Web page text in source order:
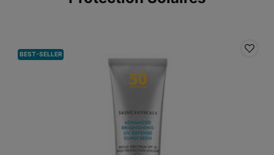
BEST-SELLER